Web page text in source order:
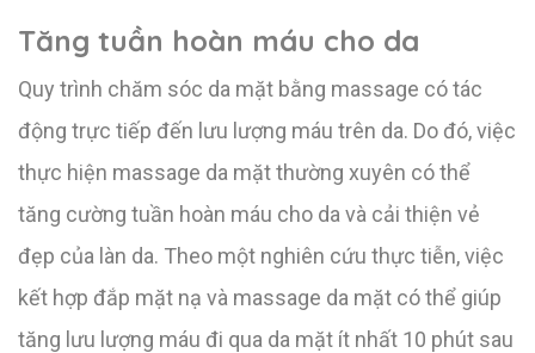
Tăng tuần hoàn máu cho da
Quy trình chăm sóc da mặt bằng massage có tác
động trực tiếp đến lưu lượng máu trên da. Do đó, việc
thực hiện massage da mặt thường xuyên có thể
tăng cường tuần hoàn máu cho da và cải thiện vẻ
đẹp của làn da. Theo một nghiên cứu thực tiễn, việc
kết hợp đắp mặt nạ và massage da mặt có thể giúp
tăng lưu lượng máu đi qua da mặt ít nhất 10 phút sau